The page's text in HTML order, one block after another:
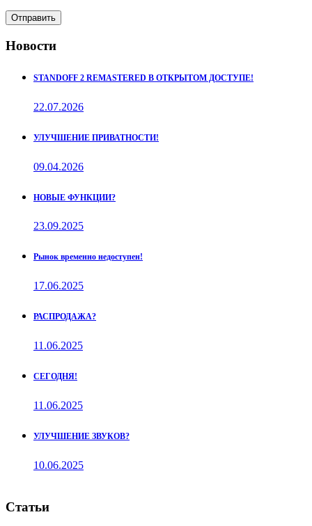
Отправить
Новости
STANDOFF 2 REMASTERED В ОТКРЫТОМ ДОСТУПЕ!
22.07.2026
УЛУЧШЕНИЕ ПРИВАТНОСТИ!
09.04.2026
НОВЫЕ ФУНКЦИИ?
23.09.2025
Рынок временно недоступен!
17.06.2025
РАСПРОДАЖА?
11.06.2025
СЕГОДНЯ!
11.06.2025
УЛУЧШЕНИЕ ЗВУКОВ?
10.06.2025
Статьи